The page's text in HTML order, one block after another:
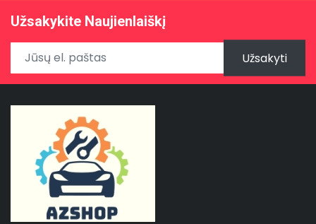
Užsakykite Naujienlaiškį
Užsakyti